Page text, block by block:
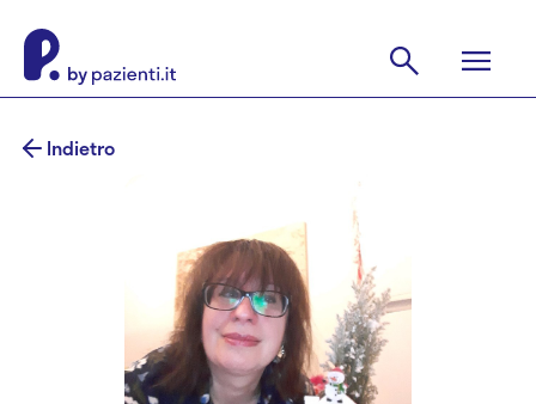
Indietro